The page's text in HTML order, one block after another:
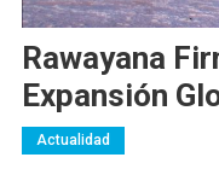
Rawayana
Expansión
Actualidad